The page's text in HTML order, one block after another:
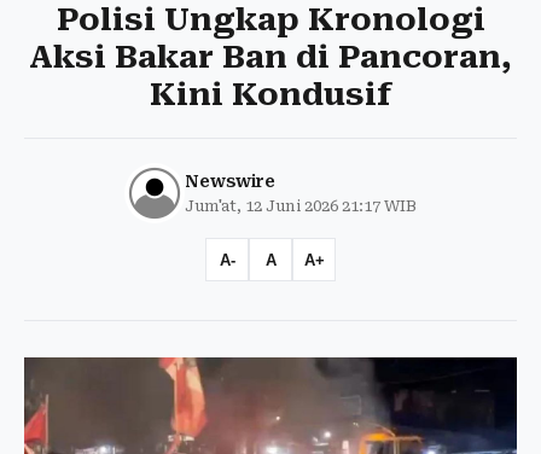
Polisi Ungkap Kronologi
Aksi Bakar Ban di Pancoran,
Kini Kondusif
Newswire
Jum'at, 12 Juni 2026 21:17 WIB
A- A A+